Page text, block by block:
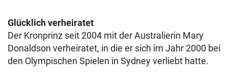
Glücklich verheiratet
Der Kronprinz seit 2004 mit der Australierin Mary
Donaldson verheiratet, in die er sich im Jahr 2000 bei
den Olympischen Spielen in Sydney verliebt hatte.